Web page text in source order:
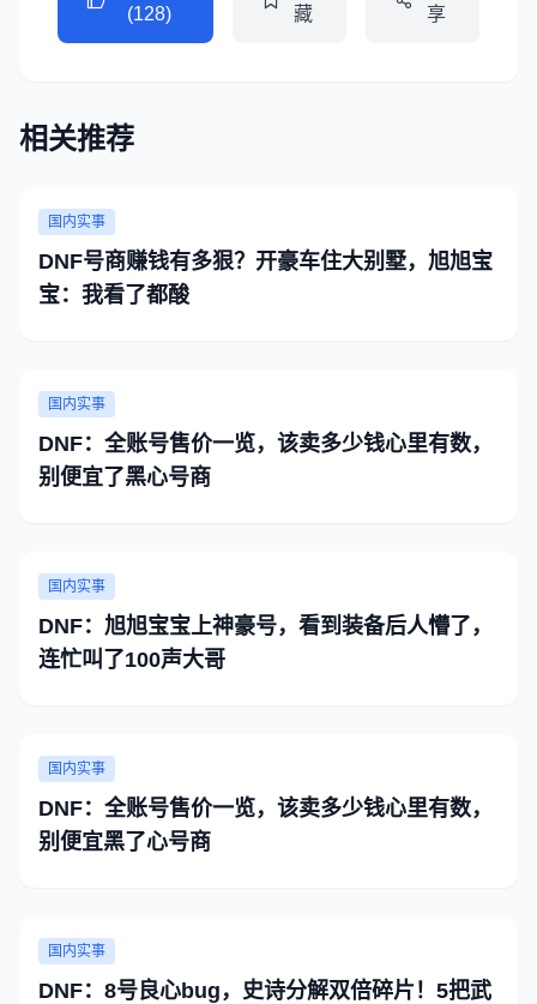
(128) 藏 享
相关推荐
国内实事
DNF号商赚钱有多狠？开豪车住大别墅，旭旭宝
宝：我看了都酸
国内实事
DNF：全账号售价一览，该卖多少钱心里有数，
别便宜了黑心号商
国内实事
DNF：旭旭宝宝上神豪号，看到装备后人懵了，
连忙叫了100声大哥
国内实事
DNF：全账号售价一览，该卖多少钱心里有数，
别便宜黑了心号商
国内实事
DNF：8号良心bug，史诗分解双倍碎片！5把武